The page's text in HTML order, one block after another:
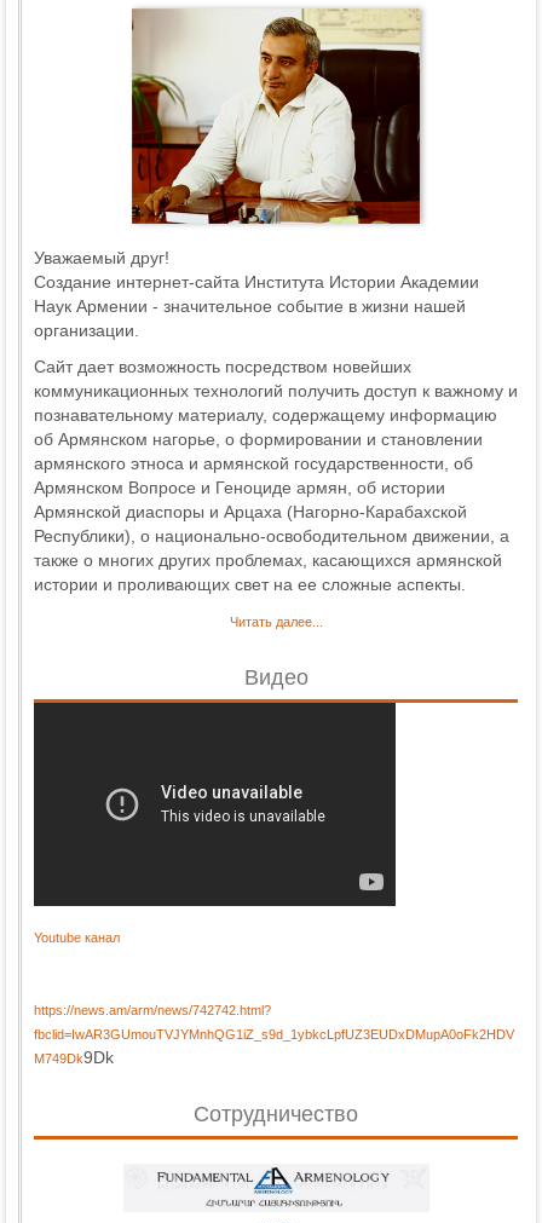
Уважаемый друг!
Создание интернет-сайта Института Истории Академии
Наук Армении - значительное событие в жизни нашей
организации
Сайт дает возможность посредством новейших
коммуникационных технологий получить доступ к важному и
познавательному материалу, содержащему информацию
об Армянском нагорье, о формировании и становлении
армянского этноса и армянской государственности, об
Армянском Вопросе и Геноциде армян об истории
Армянской диаспоры и Арцаха (Нагорно-Карабахской
Республики) о национально-освободительном движении а
также о многих других проблемах касающихся армянской
истории и проливающих свет на ее сложные аспекты.
Читать далее...
Видео
Youtube канал
https://news.am/arm/news/742742.html?
fbclid=IwAR3GUmouTVJYMnhQG1iZ_s9d_1ybkcLpfUZ3EUDxDMupA0oFk2HDV
M749Dk9Dk
Сотрудничество